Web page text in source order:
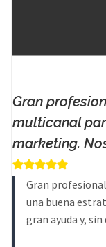
Gran
multicanal
marketing.
Gran
una buena
gran ayuda y,